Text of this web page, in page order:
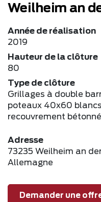
Weilheim an
Année de réalisation
2019
Hauteur de la clôture
80
Type de clôture
Grillages à double
poteaux 40x60
recouvrement
Adresse
73235 Weilheim an
Allemagne
Demander une